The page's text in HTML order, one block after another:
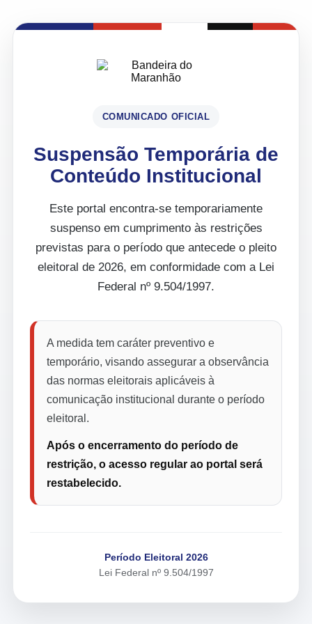
COMUNICADO OFICIAL
Suspensão Temporária de
Conteúdo Institucional
Este portal encontra-se temporariamente
suspenso em cumprimento às restrições
previstas para o período que antecede o pleito
eleitoral de 2026, em conformidade com a Lei
Federal nº 9.504/1997.
A medida tem caráter preventivo e
temporário, visando assegurar a observância
das normas eleitorais aplicáveis à
comunicação institucional durante o período
eleitoral.
Após o encerramento do período de
restrição, o acesso regular ao portal será
restabelecido.
Período Eleitoral 2026
Lei Federal nº 9.504/1997